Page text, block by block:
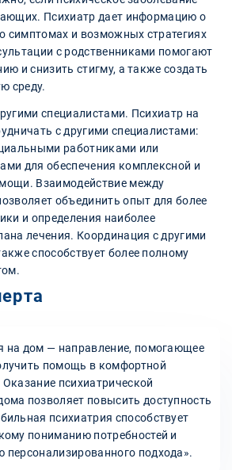
Психиатр дает информацию о
симптомах и возможных стратегиях
с родственниками помогают
и снизить стигму, а также создать
среду.
специалистами. Психиатр на
с другими специалистами:
работниками или
для обеспечения комплексной и
Взаимодействие между
объединить опыт для более
и определения наиболее
лечения. Координация с другими
способствует более полному
на дом — направление, помогающее
помощь в комфортной
психиатрической
позволяет повысить доступность
психиатрия способствует
пониманию потребностей и
персонализированного подхода».